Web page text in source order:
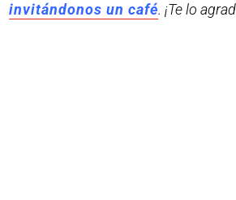
invitándonos un café. ¡Te lo